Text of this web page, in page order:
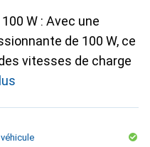
W : Avec une
de 100 W, ce
vitesses de charge